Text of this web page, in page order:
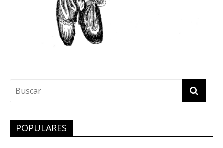
POPULARES